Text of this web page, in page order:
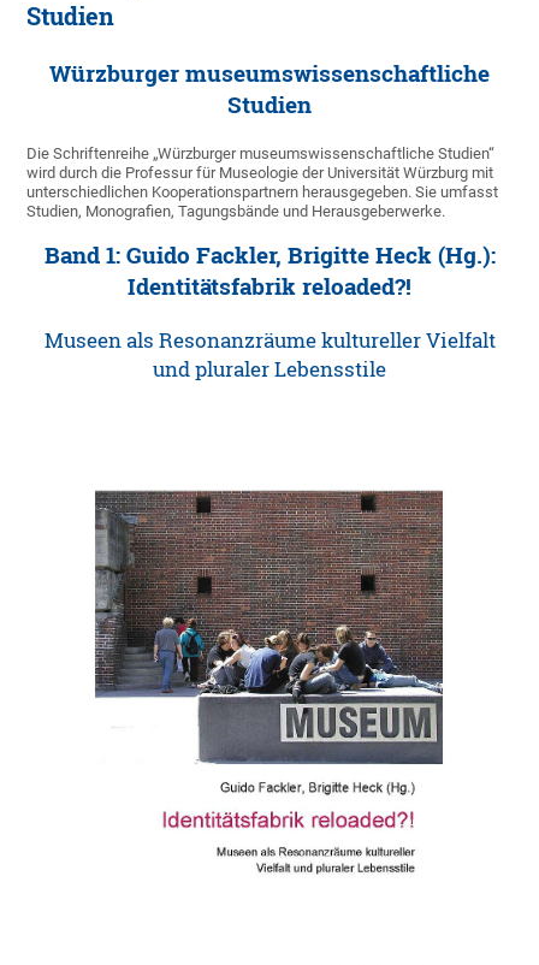
Studien
Würzburger museumswissenschaftliche
Studien
Die Schriftenreihe „Würzburger museumswissenschaftliche Studien“
wird durch die Professur für Museologie der Universität Würzburg mit
unterschiedlichen Kooperationspartnern herausgegeben. Sie umfasst
Studien, Monografien, Tagungsbände und Herausgeberwerke.
Band 1: Guido Fackler, Brigitte Heck (Hg.):
Identitätsfabrik reloaded?!
Museen als Resonanzräume kultureller Vielfalt
und pluraler Lebensstile